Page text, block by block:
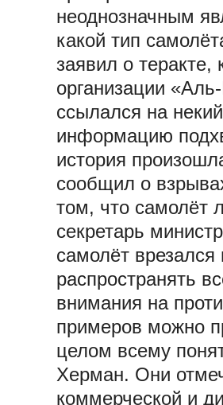
неоднозначным
какой тип
заявил о теракте,
организации
ссылался на
информацию
история
сообщил о
том, что самолёт
секретарь
самолёт
распространять
внимания на
примеров можно
целом всему
Херман. Они
коммерческой и